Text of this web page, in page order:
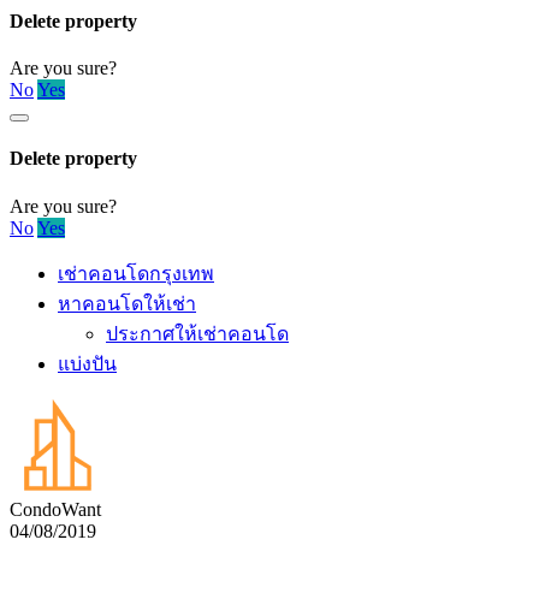
Delete property
Are you sure?
NoYes
Delete property
Are you sure?
NoYes
เช่าคอนโดกรุงเทพ
หาคอนโดให้เช่า
ประกาศให้เช่าคอนโด
แบ่งปัน
CondoWant
04/08/2019